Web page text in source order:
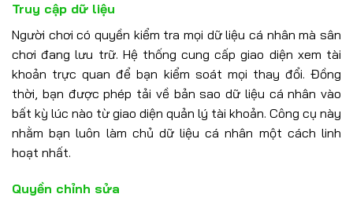
Truy cập dữ liệu
Người chơi có quyền kiểm tra mọi dữ liệu cá nhân mà sân
chơi đang lưu trữ. Hệ thống cung cấp giao diện xem tài
khoản trực quan để bạn kiểm soát mọi thay đổi. Đồng
thời, bạn được phép tải về bản sao dữ liệu cá nhân vào
bất kỳ lúc nào từ giao diện quản lý tài khoản. Công cụ này
nhằm bạn luôn làm chủ dữ liệu cá nhân một cách linh
hoạt nhất.
Quyền chỉnh sửa